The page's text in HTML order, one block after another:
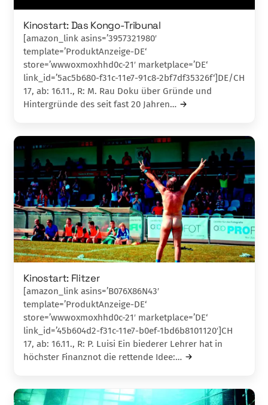
Kinostart: Das Kongo-Tribunal
[amazon_link asins=’3957321980′
template=’ProduktAnzeige-DE‘
store=’wwwoxmoxhhd0c-21′ marketplace=’DE‘
link_id=’5ac5b680-f31c-11e7-91c8-2bf7df35326f‘]DE/CH
17, ab: 16.11., R: M. Rau Doku über Gründe und
Hintergründe des seit fast 20 Jahren…
Kinostart: Flitzer
[amazon_link asins=’B076X86N43′
template=’ProduktAnzeige-DE‘
store=’wwwoxmoxhhd0c-21′ marketplace=’DE‘
link_id=’45b604d2-f31c-11e7-b0ef-1bd6b8101120′]CH
17, ab: 16.11., R: P. Luisi Ein biederer Lehrer hat in
höchster Finanznot die rettende Idee:…